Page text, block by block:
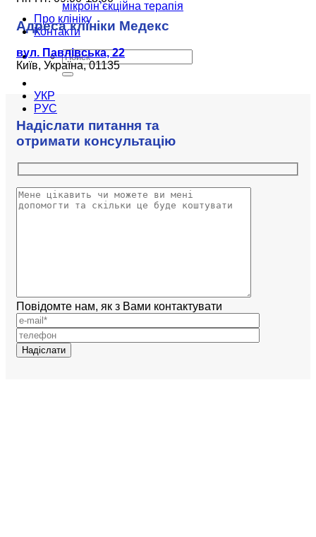
мікроін’єкційна терапія
Про клініку
Контакти
УКР
РУС
Адреса клініки Медекс
вул. Павлівська, 22
Київ, Україна, 01135
Надіслати питання та
отримати консультацію
Повідомте нам, як з Вами контактувати